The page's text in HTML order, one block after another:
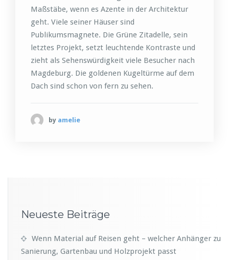
Maßstäbe, wenn es Azente in der Architektur
geht. Viele seiner Häuser sind
Publikumsmagnete. Die Grüne Zitadelle, sein
letztes Projekt, setzt leuchtende Kontraste und
zieht als Sehenswürdigkeit viele Besucher nach
Magdeburg. Die goldenen Kugeltürme auf dem
Dach sind schon von fern zu sehen.
by amelie
Neueste Beiträge
Wenn Material auf Reisen geht – welcher Anhänger zu
Sanierung, Gartenbau und Holzprojekt passt